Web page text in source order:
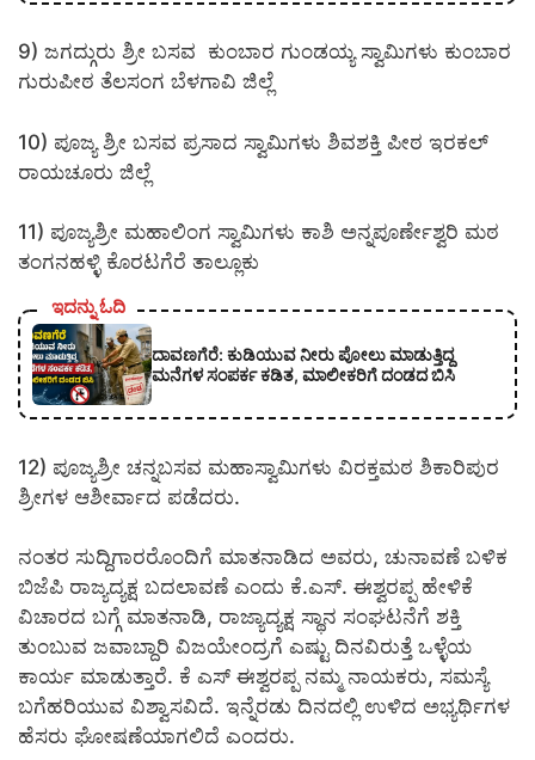
9) ಜಗದ್ಗುರು ಶ್ರೀ ಬಸವ ಕುಂಬಾರ ಗುಂಡಯ್ಯ ಸ್ವಾಮಿಗಳು ಕುಂಬಾರ
ಗುರುಪೀಠ ತೆಲಸಂಗ ಬೆಳಗಾವಿ ಜಿಲ್ಲೆ
10) ಪೂಜ್ಯ ಶ್ರೀ ಬಸವ ಪ್ರಸಾದ ಸ್ವಾಮಿಗಳು ಶಿವಶಕ್ತಿ ಪೀಠ ಇರಕಲ್
ರಾಯಚೂರು ಜಿಲ್ಲೆ
11) ಪೂಜ್ಯಶ್ರೀ ಮಹಾಲಿಂಗ ಸ್ವಾಮಿಗಳು ಕಾಶಿ ಅನ್ನಪೂರ್ಣೇಶ್ವರಿ ಮಠ
ತಂಗನಹಳ್ಳಿ ಕೊರಟಗೆರೆ ತಾಲ್ಲೂಕು
ಇದನ್ನು ಓದಿ
ದಾವಣಗೆರೆ: ಕುಡಿಯುವ ನೀರು ಪೋಲು ಮಾಡುತ್ತಿದ್ದ
ಮನೆಗಳ ಸಂಪರ್ಕ ಕಡಿತ, ಮಾಲೀಕರಿಗೆ ದಂಡದ ಬಿಸಿ
12) ಪೂಜ್ಯಶ್ರೀ ಚನ್ನಬಸವ ಮಹಾಸ್ವಾಮಿಗಳು ವಿರಕ್ತಮಠ ಶಿಕಾರಿಪುರ
ಶ್ರೀಗಳ ಆಶೀರ್ವಾದ ಪಡೆದರು.
ನಂತರ ಸುದ್ದಿಗಾರರೊಂದಿಗೆ ಮಾತನಾಡಿದ ಅವರು, ಚುನಾವಣೆ ಬಳಿಕ
ಬಿಜೆಪಿ ರಾಜ್ಯದ್ಯಕ್ಷ ಬದಲಾವಣೆ ಎಂದು ಕೆ.ಎಸ್. ಈಶ್ವರಪ್ಪ ಹೇಳಿಕೆ
ವಿಚಾರದ ಬಗ್ಗೆ ಮಾತನಾಡಿ, ರಾಜ್ಯಾದ್ಯಕ್ಷ ಸ್ಥಾನ ಸಂಘಟನೆಗೆ ಶಕ್ತಿ
ತುಂಬುವ ಜವಾಬ್ದಾರಿ ವಿಜಯೇಂದ್ರಗೆ ಎಷ್ಟು ದಿನವಿರುತ್ತೆ ಒಳ್ಳೆಯ
ಕಾರ್ಯ ಮಾಡುತ್ತಾರೆ. ಕೆ ಎಸ್ ಈಶ್ವರಪ್ಪ ನಮ್ಮ ನಾಯಕರು, ಸಮಸ್ಯೆ
ಬಗೆಹರಿಯುವ ವಿಶ್ವಾಸವಿದೆ. ಇನ್ನೆರಡು ದಿನದಲ್ಲಿ ಉಳಿದ ಅಭ್ಯರ್ಥಿಗಳ
ಹೆಸರು ಘೋಷಣೆಯಾಗಲಿದೆ ಎಂದರು.